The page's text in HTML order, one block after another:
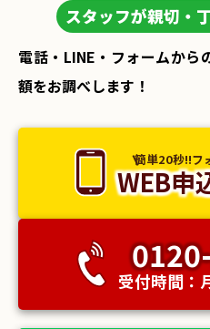
スタッフが親切・
電話・LINE・フォームから
額をお調べします！
簡単20秒!!フ
WEB申
受付時間：